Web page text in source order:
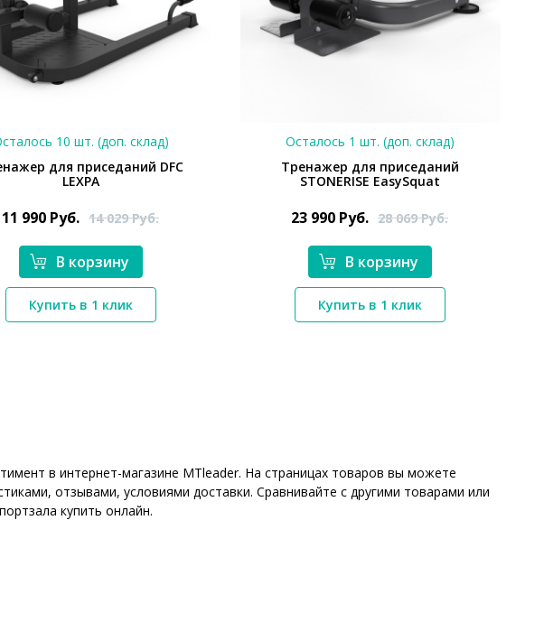
*}
10 шт. (доп. склад)
для приседаний DFC
LEXPA
11 990 Руб. 14 029Руб.
В корзину
Купить в 1 клик
*}
Осталось 1 шт. (доп. склад)
Тренажер для приседаний
STONERISE EasySquat
23 990 Руб. 28 069Руб.
В корзину
Купить в 1 клик
в интернет-магазине MTleader. На страницах товаров вы можете
отзывами, условиями доставки. Сравнивайте с другими товарами или
купить онлайн.